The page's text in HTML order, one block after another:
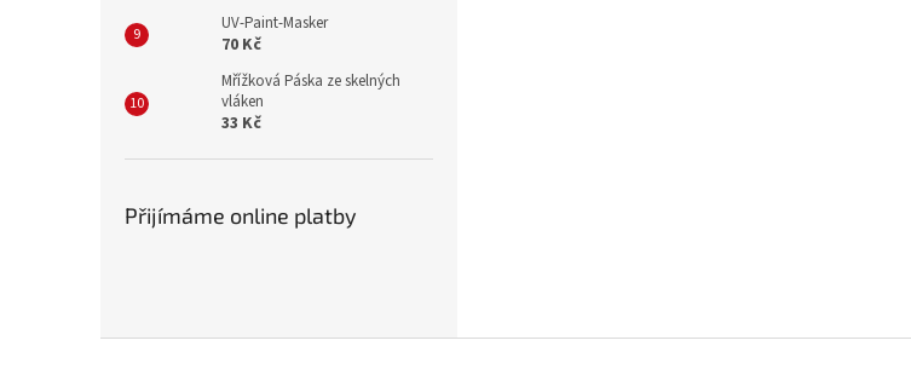
UV-Paint-Masker
70 Kč
Mřížková Páska ze skelných
vláken
33 Kč
Přijímáme online platby